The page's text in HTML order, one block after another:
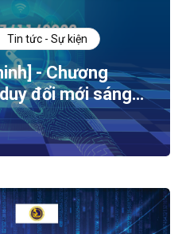
Tin tức - Sự kiện
- Chương
đổi mới sáng
trong lĩnh vực